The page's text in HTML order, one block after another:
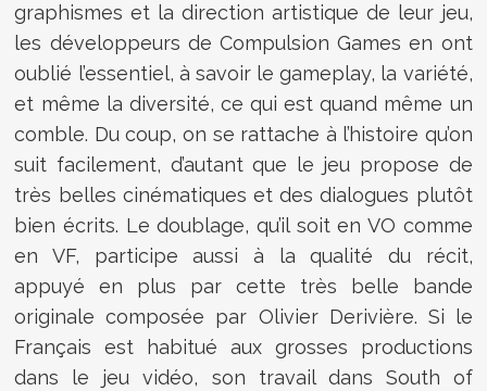
graphismes et la direction artistique de leur jeu,
les développeurs de Compulsion Games en ont
oublié l’essentiel, à savoir le gameplay, la variété,
et même la diversité, ce qui est quand même un
comble. Du coup, on se rattache à l’histoire qu’on
suit facilement, d’autant que le jeu propose de
très belles cinématiques et des dialogues plutôt
bien écrits. Le doublage, qu’il soit en VO comme
en VF, participe aussi à la qualité du récit,
appuyé en plus par cette très belle bande
originale composée par Olivier Derivière. Si le
Français est habitué aux grosses productions
dans le jeu vidéo, son travail dans South of